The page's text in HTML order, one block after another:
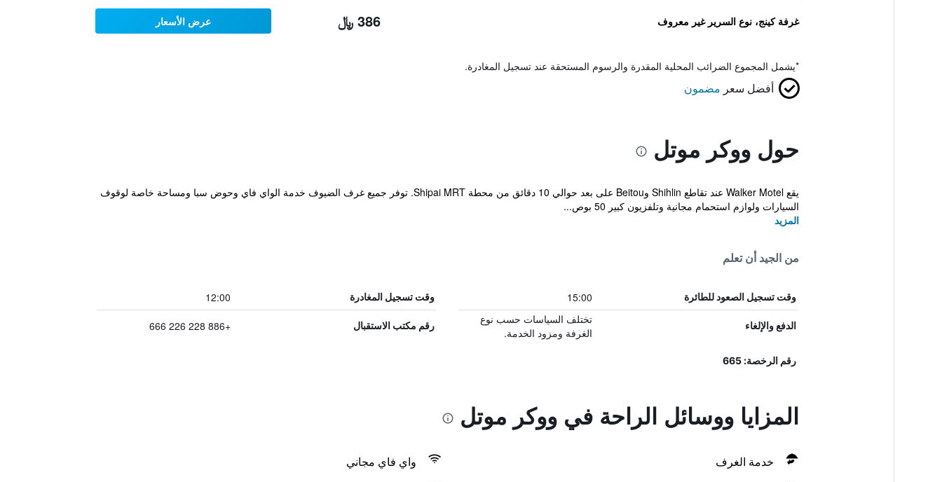
غرفة كينج، نوع السرير غير معروف 386 ﷼ عرض الأسعار
*يشمل المجموع الضرائب المحلية المقدرة والرسوم المستحقة عند تسجيل المغادرة.
أفضل سعر مضمون
حول ووكر موتل
يقع Walker Motel عند تقاطع Shihlin وBeitou على بعد حوالي 10 دقائق من محطة Shipai MRT. توفر جميع غرف الضيوف خدمة الواي فاي وحوض سبا ومساحة خاصة لوقوف
السيارات ولوازم استحمام مجانية وتلفزيون كبير 50 بوص...
المزيد
من الجيد أن تعلم
وقت تسجيل الصعود للطائرة 15:00 وقت تسجيل المغادرة 12:00
الدفع والإلغاء
تختلف السياسات حسب نوع
الغرفة ومزود الخدمة.
رقم مكتب الاستقبال +886 228 226 666
رقم الرخصة: 665
المزايا ووسائل الراحة في ووكر موتل
خدمة الغرف
واي فاي مجاني